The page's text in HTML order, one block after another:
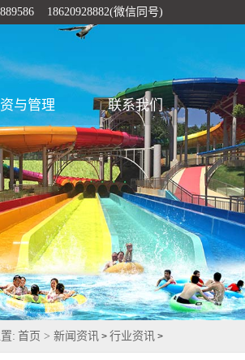
18620928882(微信同号)
与管理 联系我们
: 首页 >新闻资讯 >行业资讯 >